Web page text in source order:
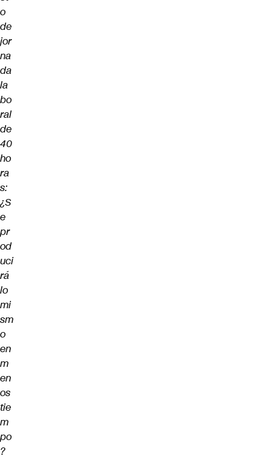
o
de
jor
na
da
la
bo
ral
de
40
ho
ra
s:
¿S
e
pr
od
uci
rá
lo
mi
sm
o
en
m
en
os
tie
m
po
?